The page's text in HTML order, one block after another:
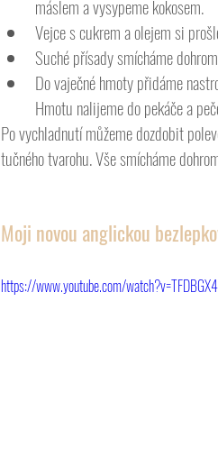
máslem a vysypeme kokosem.
Vejce s cukrem a olejem si
Suché přísady smícháme
Do vaječné hmoty přidáme
Hmotu nalijeme do pekáče a
Po vychladnutí můžeme dozdobit
tučného tvarohu. Vše smícháme
Moji novou anglickou
https://www.youtube.com/